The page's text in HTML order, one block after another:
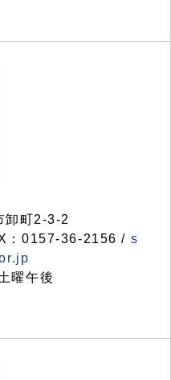
町2-3-2
：0157-36-2156 / s
曜午後